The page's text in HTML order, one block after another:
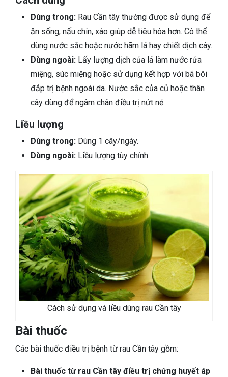
Dùng trong: Rau Cần tây thường được sử dụng để
ăn sống, nấu chín, xào giúp dễ tiêu hóa hơn. Có thể
dùng nước sắc hoặc nước hãm lá hay chiết dịch cây.
Dùng ngoài: Lấy lượng dịch của lá làm nước rửa
miệng, súc miệng hoặc sử dụng kết hợp với bã bôi
đắp trị bệnh ngoài da. Nước sắc của củ hoặc thân
cây dùng để ngâm chân điều trị nứt nẻ.
Liều lượng
Dùng trong: Dùng 1 cây/ngày.
Dùng ngoài: Liều lượng tùy chỉnh.
Cách sử dụng và liều dùng rau Cần tây
Bài thuốc
Các bài thuốc điều trị bệnh từ rau Cần tây gồm:
Bài thuốc từ rau Cần tây điều trị chứng huyết áp